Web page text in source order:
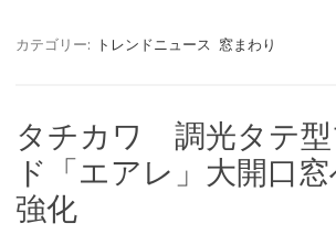
カテゴリー: トレンドニュース 窓まわり
タチカワ 調光タテ型
ド「エアレ」大開口
強化